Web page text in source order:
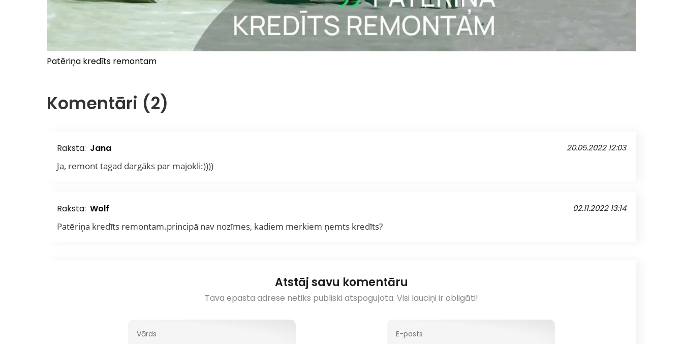
Patēriņa kredīts remontam
Komentāri (2)
Raksta: Jana 20.05.2022 12:03
Ja, remont tagad dargāks par majokli:))))
Raksta: Wolf 02.11.2022 13:14
Patēriņa kredīts remontam.principā nav nozīmes, kadiem merkiem ņemts kredīts?
Atstāj savu komentāru
Tava epasta adrese netiks publiski atspoguļota. Visi lauciņi ir obligāti!